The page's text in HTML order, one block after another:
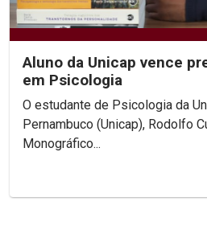
Aluno da Unicap vence
em Psicologia
O estudante de Psicologia da
Pernambuco (Unicap), Rodolfo
Monográfico...